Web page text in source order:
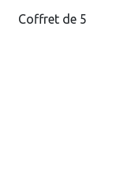
Coffret de 5